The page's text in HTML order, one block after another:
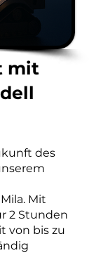
mit
des
Mit
2 Stunden
von bis zu